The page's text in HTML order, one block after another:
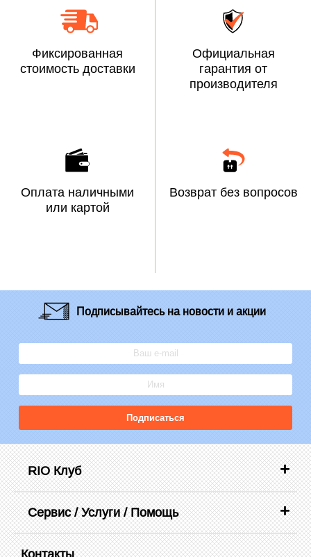
Фиксированная
стоимость доставки
Официальная
гарантия от
производителя
Оплата наличными
или картой
Возврат без вопросов
Подписывайтесьна новости и акции
Подписаться
RIO Клуб
Сервис / Услуги / Помощь
Контакты